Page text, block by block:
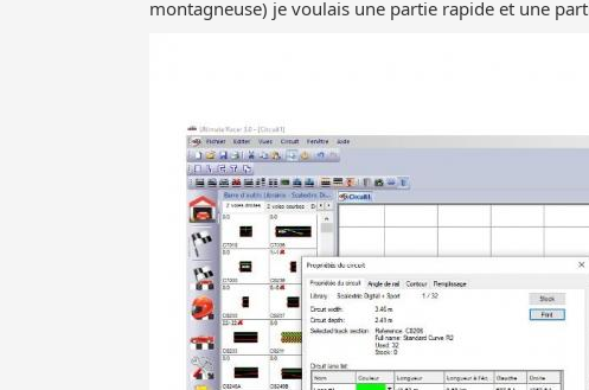
montagneuse) je voulais une partie rapide et une